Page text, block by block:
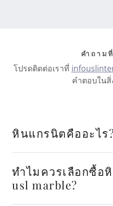
คำถาม
โปรดติดต่อเราที่
คำตอบใน
หินแกรนิตคืออะไร
ทำไมควรเลือกซื้อ
usl marble?